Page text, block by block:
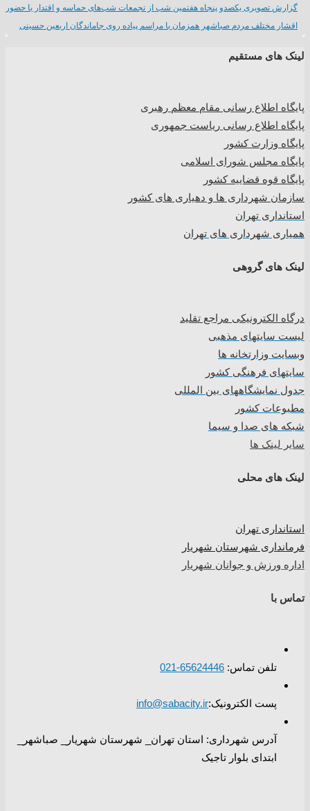
گزارش تصویری یکصدو پنجاه هفتمین شب از تجمعات شب‌های حماسه و اقتدار با حضور
اقشار مختلف مردم صباشهر همزمان با مراسم پیاده روی جاماندگان اربعین حسینی
لینک های مستقیم
پایگاه اطلاع رسانی مقام معظم رهبری
پایگاه اطلاع رسانی ریاست جمهوری
پایگاه وزارت کشور
پایگاه مجلس شورای اسلامی
پایگاه قوه قضاییه کشور
سازمان شهرداری ها و دهیاری های کشور
استانداری تهران
همیاری شهرداری های تهران
لینک های گروهی
درگاه الکترونیکی مراجع تقلید
لیست سایتهای مذهبی
وبسایت وزارتخانه ها
سایتهای فرهنگی کشور
جدول نمایشگاههای بین المللی
مطبوعات کشور
شبکه های صدا و سیما
سایر لینک ها
لینک های محلی
استانداری تهران
فرمانداری شهرستان شهریار
اداره ورزش و جوانان شهریار
تماس با
تلفن تماس: 65624446-021
پست الکترونیک:info@sabacity.ir
آدرس شهرداری: استان تهران_ شهرستان شهریار_ صباشهر_
ابتدای بلوار تاجیک